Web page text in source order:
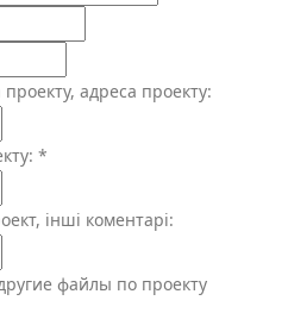
адреса проекту:
*
інші коментарі:
файлы по проекту